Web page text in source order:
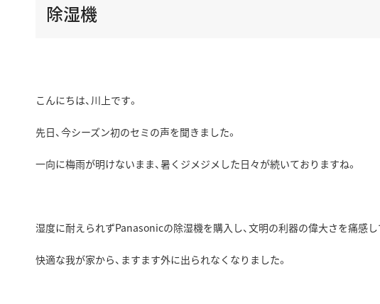
除湿機
こんにちは、川上です。
先日、今シーズン初のセミの声を聞きました。
一向に梅雨が明けないまま、暑くジメジメした日々が続いておりますね。
湿度に耐えられずPanasonicの除湿機を購入し、文明の利器の偉大さを痛感し
快適な我が家から、ますます外に出られなくなりました。